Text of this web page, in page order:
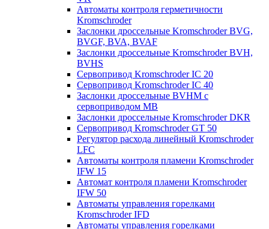
Автоматы контроля герметичности
Kromschroder
Заслонки дроссельные Kromschroder BVG,
BVGF, BVA, BVAF
Заслонки дроссельные Kromschroder BVH,
BVHS
Сервопривод Kromschroder IC 20
Сервопривод Kromschroder IC 40
Заслонки дроссельные BVHM с
сервоприводом МВ
Заслонки дроссельные Kromschroder DKR
Cервопривод Kromschroder GT 50
Регулятор расхода линейный Kromschroder
LFC
Автоматы контроля пламени Kromschroder
IFW 15
Автомат контроля пламени Kromschroder
IFW 50
Автоматы управления горелками
Kromschroder IFD
Автоматы управления горелками